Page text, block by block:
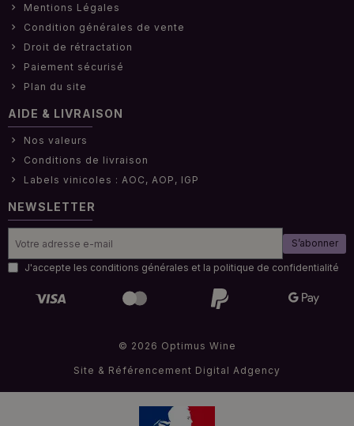
Mentions Légales
Condition générales de vente
Droit de rétractation
Paiement sécurisé
Plan du site
AIDE & LIVRAISON
Nos valeurs
Conditions de livraison
Labels vinicoles : AOC, AOP, IGP
NEWSLETTER
S’abonner
J'accepte les conditions générales et la politique de confidentialité
© 2026 Optimus Wine
Site & Référencement Digital Adgency